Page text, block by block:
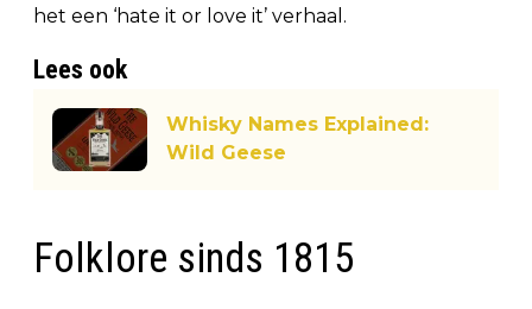
het een ‘hate it or love it’ verhaal.
Lees ook
Whisky Names Explained:
Wild Geese
Folklore sinds 1815